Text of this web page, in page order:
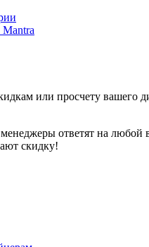
или просчету вашего
ответят на любой
скидку!